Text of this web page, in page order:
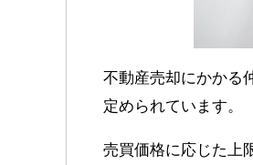
不動産売却にかかる
定められています。
売買価格に応じた上